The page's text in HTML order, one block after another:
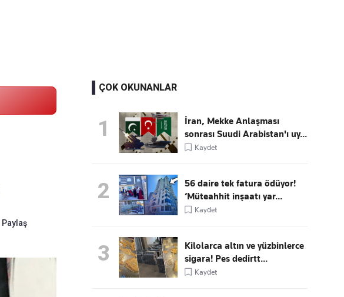
Paylaş
ÇOK OKUNANLAR
1
İran, Mekke Anlaşması
sonrası Suudi Arabistan'ı uy...
Kaydet
2
56 daire tek fatura ödüyor!
‘Müteahhit inşaatı yar...
Kaydet
3
Kilolarca altın ve yüzbinlerce
sigara! Pes dedirtt...
Kaydet